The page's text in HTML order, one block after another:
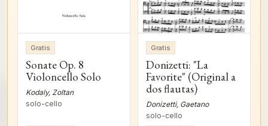
Gratis
Sonate Op. 8
Violoncello Solo
Kodaly, Zoltan
solo-cello
Gratis
Donizetti: "La
Favorite" (Original a
dos flautas)
Donizetti, Gaetano
solo-cello